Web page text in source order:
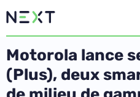
Motorola lance
(Plus), deux